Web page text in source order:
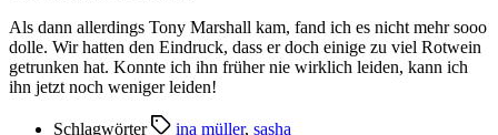
Als dann allerdings Tony Marshall kam, fand ich es nicht mehr sooo
dolle. Wir hatten den Eindruck, dass er doch einige zu viel Rotwein
getrunken hat. Konnte ich ihn früher nie wirklich leiden, kann ich
ihn jetzt noch weniger leiden!
Schlagwörter ina müller, sasha